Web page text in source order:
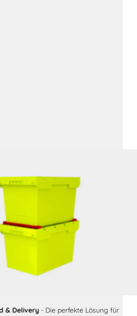
& Delivery - Die perfekte Lösung für